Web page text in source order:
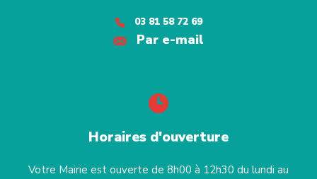
03 81 58 72 69
Par e-mail
Horaires d'ouverture
Votre Mairie est ouverte de 8h00 à 12h30 du lundi au